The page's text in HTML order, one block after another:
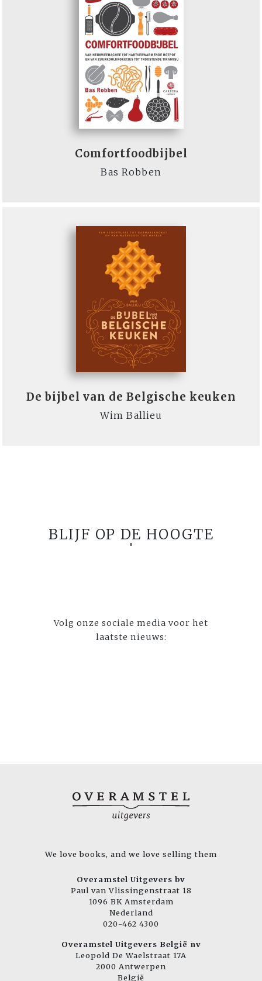
Comfortfoodbijbel
Bas Robben
De bijbel van de Belgische keuken
Wim Ballieu
BLIJF OP DE HOOGTE
Volg onze sociale media voor het
laatste nieuws:
We love books, and we love selling them
Overamstel Uitgevers bv
Paul van Vlissingenstraat 18
1096 BK Amsterdam
Nederland
020-462 4300
Overamstel Uitgevers België nv
Leopold De Waelstraat 17A
2000 Antwerpen
België